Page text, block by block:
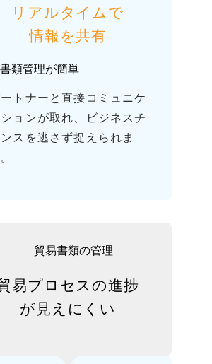
リアルタイムで
情報を共有
トナーと直接コミュニケ
ョンが取れ、ビジネスチ
スを逃さず捉えられま
易プロセスの進捗
が 見えにくい